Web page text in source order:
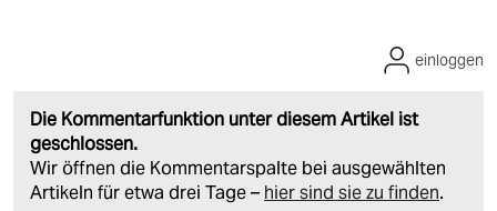
Die Kommentarfunktion unter diesem Artikel ist
geschlossen.
Wir öffnen die Kommentarspalte bei ausgewählten
Artikeln für etwa drei Tage – hier sind sie zu finden.
einloggen